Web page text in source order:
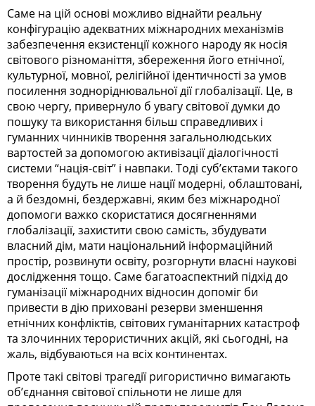
Саме на цій основі можливо віднайти реальну
конфігурацію адекватних міжнародних механізмів
забезпечення екзистенції кожного народу як носія
світового різноманіття, збереження його етнічної,
культурної, мовної, релігійної ідентичності за умов
посилення зодноріднювальної дії глобалізації. Це, в
свою чергу, привернуло б увагу світової думки до
пошуку та використання більш справедливих і
гуманних чинників творення загальнолюдських
вартостей за допомогою активізації діалогічності
системи “нація-світ” і навпаки. Тоді суб’єктами такого
творення будуть не лише нації модерні, облаштовані,
а й бездомні, бездержавні, яким без міжнародної
допомоги важко скористатися досягненнями
глобалізації, захистити свою самість, збудувати
власний дім, мати національний інформаційний
простір, розвинути освіту, розгорнути власні наукові
дослідження тощо. Саме багатоаспектний підхід до
гуманізації міжнародних відносин допоміг би
привести в дію приховані резерви зменшення
етнічних конфліктів, світових гуманітарних катастроф
та злочинних терористичних акцій, які сьогодні, на
жаль, відбуваються на всіх континентах.
Проте такі світові трагедії ригористично вимагають
об’єднання світової спільноти не лише для